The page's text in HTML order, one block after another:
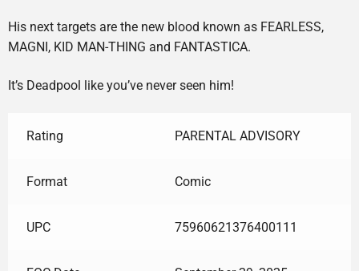
His next targets are the new blood known as FEARLESS,
MAGNI, KID MAN-THING and FANTASTICA.
It’s Deadpool like you’ve never seen him!
Rating PARENTAL ADVISORY
Format Comic
UPC 75960621376400111